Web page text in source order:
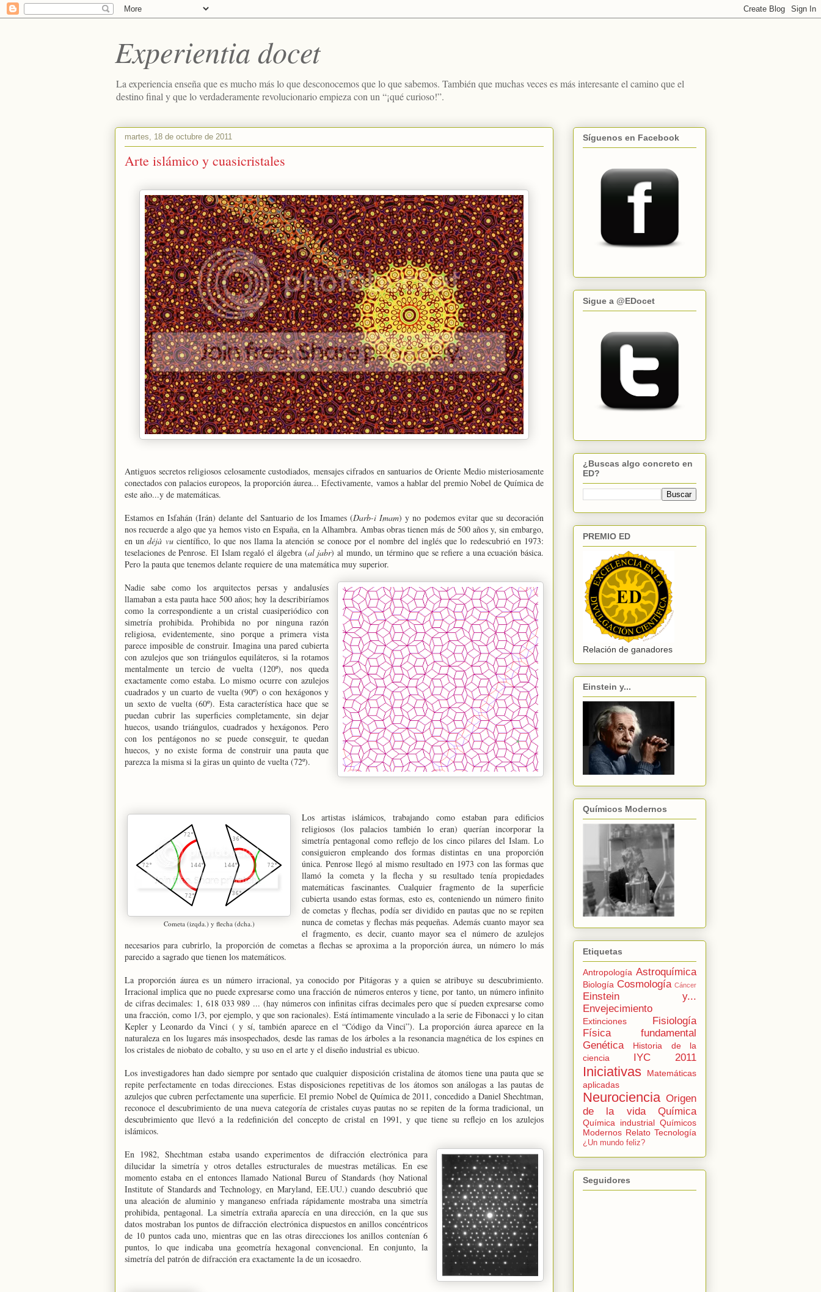
Experientia docet
La experiencia enseña que es mucho más lo que desconocemos que lo que sabemos. También que muchas veces es más interesante el camino que el
destino final y que lo verdaderamente revolucionario empieza con un “¡qué curioso!”.
martes, 18 de octubre de 2011
Arte islámico y cuasicristales
Antiguos secretos religiosos celosamente custodiados, mensajes cifrados en santuarios de Oriente Medio misteriosamente
conectados con palacios europeos, la proporción áurea... Efectivamente, vamos a hablar del premio Nobel de Química de
este año...y de matemáticas.
Estamos en Isfahán (Irán) delante del Santuario de los Imames (Darb-i Imam) y no podemos evitar que su decoración
nos recuerde a algo que ya hemos visto en España, en la Alhambra. Ambas obras tienen más de 500 años y, sin embargo,
en undéjà vucientífico, lo que nos llama la atención se conoce por el nombre del inglés que lo redescubrió en 1973:
teselaciones de Penrose. El Islam regaló el álgebra (al jabr) al mundo, un término que se refiere a una ecuación básica.
Pero la pauta que tenemos delante requiere de una matemática muy superior.
Nadie sabe como los arquitectos persas y andalusíes
llamaban a esta pauta hace 500 años; hoy la describiríamos
como la correspondiente a un cristal cuasiperiódico con
simetría prohibida. Prohibida no por ninguna razón
religiosa, evidentemente, sino porque a primera vista
parece imposible de construir. Imagina una pared cubierta
con azulejos que son triángulos equiláteros, si la rotamos
mentalmente un tercio de vuelta (120º), nos queda
exactamente como estaba. Lo mismo ocurre con azulejos
cuadrados y un cuarto de vuelta (90º) o con hexágonos y
un sexto de vuelta (60º). Esta característica hace que se
puedan cubrir las superficies completamente, sin dejar
huecos, usando triángulos, cuadrados y hexágonos. Pero
con los pentágonos no se puede conseguir, te quedan
huecos, y no existe forma de construir una pauta que
parezca la misma si la giras un quinto de vuelta (72º).
Cometa (izqda.) y flecha (dcha.)
Los artistas islámicos, trabajando como estaban para edificios
religiosos (los palacios también lo eran) querían incorporar la
simetría pentagonal como reflejo de los cinco pilares del Islam. Lo
consiguieron empleando dos formas distintas en una proporción
única. Penrose llegó al mismo resultado en 1973 con las formas que
llamó la cometa y la flecha y su resultado tenía propiedades
matemáticas fascinantes. Cualquier fragmento de la superficie
cubierta usando estas formas, esto es, conteniendo un número finito
de cometas y flechas, podía ser dividido en pautas que no se repiten
nunca de cometas y flechas más pequeñas. Además cuanto mayor sea
el fragmento, es decir, cuanto mayor sea el número de azulejos
necesarios para cubrirlo, la proporción de cometas a flechas se aproxima a la proporción áurea, un número lo más
parecido a sagrado que tienen los matemáticos.
La proporción áurea es un número irracional, ya conocido por Pitágoras y a quien se atribuye su descubrimiento.
Irracional implica que no puede expresarse como una fracción de números enteros y tiene, por tanto, un número infinito
de cifras decimales: 1, 618 033 989 ... (hay números con infinitas cifras decimales pero que sí pueden expresarse como
una fracción, como 1/3, por ejemplo, y que son racionales). Está íntimamente vinculado a la serie de Fibonacci y lo citan
Kepler y Leonardo da Vinci ( y sí, también aparece en el “Código da Vinci”). La proporción áurea aparece en la
naturaleza en los lugares más insospechados, desde las ramas de los árboles a la resonancia magnética de los espines en
los cristales de niobato de cobalto, y su uso en el arte y el diseño industrial es ubicuo.
Los investigadores han dado siempre por sentado que cualquier disposición cristalina de átomos tiene una pauta que se
repite perfectamente en todas direcciones. Estas disposiciones repetitivas de los átomos son análogas a las pautas de
azulejos que cubren perfectamente una superficie. El premio Nobel de Química de 2011, concedido a Daniel Shechtman,
reconoce el descubrimiento de una nueva categoría de cristales cuyas pautas no se repiten de la forma tradicional, un
descubrimiento que llevó a la redefinición del concepto de cristal en 1991, y que tiene su reflejo en los azulejos
islámicos.
En 1982, Shechtman estaba usando experimentos de difracción electrónica para
dilucidar la simetría y otros detalles estructurales de muestras metálicas. En ese
momento estaba en el entonces llamado National Bureu of Standards (hoy National
Institute of Standards and Technology, en Maryland, EE.UU.) cuando descubrió que
una aleación de aluminio y manganeso enfriada rápidamente mostraba una simetría
prohibida, pentagonal. La simetría extraña aparecía en una dirección, en la que sus
datos mostraban los puntos de difracción electrónica dispuestos en anillos concéntricos
de 10 puntos cada uno, mientras que en las otras direcciones los anillos contenían 6
puntos, lo que indicaba una geometría hexagonal convencional. En conjunto, la
simetría del patrón de difracción era exactamente la de un icosaedro.
Síguenos en Facebook
Sigue a @EDocet
¿Buscas algo concreto en
ED?
PREMIO ED
Relación de ganadores
Einstein y...
Químicos Modernos
Etiquetas
Antropología Astroquímica
Biología Cosmología Cáncer
Einstein y...
Envejecimiento
Extinciones
Fisiología
Física fundamental
Genética
Historia de la
ciencia
IYC 2011
Iniciativas
Matemáticas
aplicadas
Neurociencia Origen
de la vida
Química
Química industrial Químicos
Modernos Relato Tecnología
¿Un mundo feliz?
Seguidores